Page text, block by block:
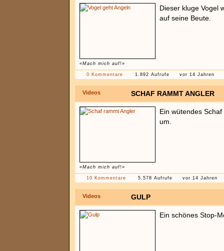
«Mach mich auf!»
Dieser kluge Vogel
auf seine Beute.
0 Kommentare 1.892 Aufrufe vor 14 Jahren
Videos SCHAF RAMMT ANGLER
«Mach mich auf!»
Ein wütendes
um.
10 Kommentare 5.578 Aufrufe vor 14 Jahren
Videos GULP
Ein schönes Stop-